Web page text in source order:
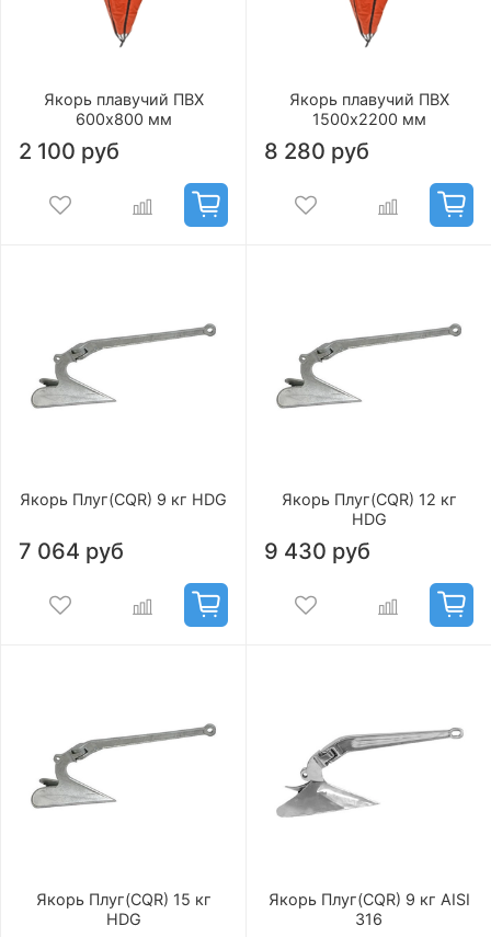
Якорь плавучий ПВХ
600х800 мм
2 100 руб
Якорь плавучий ПВХ
1500х2200 мм
8 280 руб
Якорь Плуг(CQR) 9 кг HDG
7 064 руб
Якорь Плуг(CQR) 12 кг
HDG
9 430 руб
Якорь Плуг(CQR) 15 кг
HDG
Якорь Плуг(CQR) 9 кг AISI
316